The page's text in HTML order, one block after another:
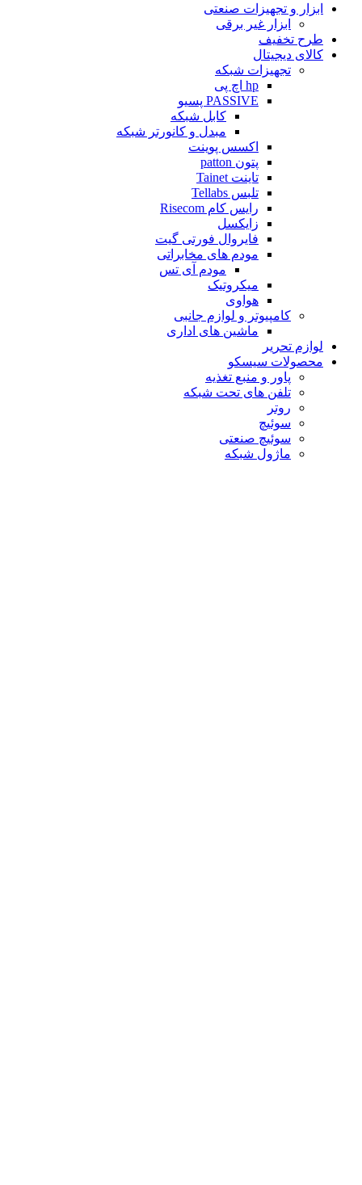
ابزار و تجهیزات صنعتی
ابزار غیر برقی
طرح تخفیف
کالای دیجیتال
تجهیزات شبکه
hp اچ پی
PASSIVE پسیو
کابل شبکه
مبدل و کانورتر شبکه
اکسس پوینت
پتون patton
تاینت Tainet
تلبس Tellabs
رایس کام Risecom
زایکسل
فایروال فورتی گیت
مودم های مخابراتی
مودم آی تس
میکروتیک
هواوی
کامپیوتر و لوازم جانبی
ماشین های اداری
لوازم تحریر
محصولات سیسکو
پاور و منبع تغذیه
تلفن های تحت شبکه
روتر
سوئیچ
سوئیچ صنعتی
ماژول شبکه